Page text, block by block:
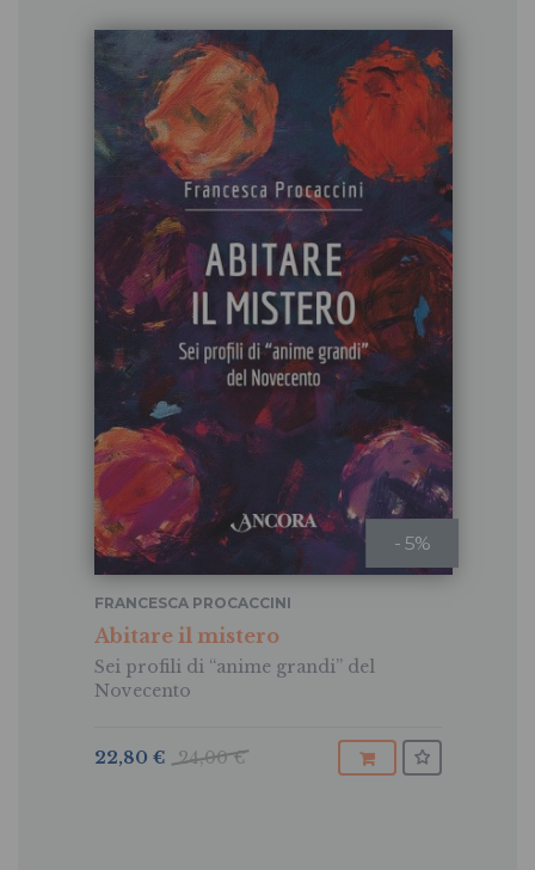
- 5%
Abitare il mistero
Sei profili di “anime grandi” del
Novecento
FRANCESCA PROCACCINI
24,00 €
22,80 €